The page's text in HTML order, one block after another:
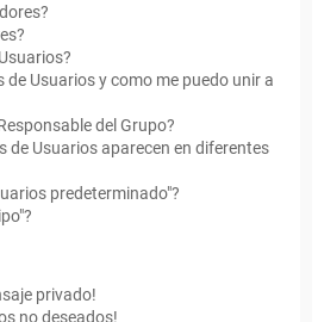
de Usuarios y como me puedo unir a
del Grupo?
de Usuarios aparecen en diferentes
predeterminado"?
privado!
no deseados!